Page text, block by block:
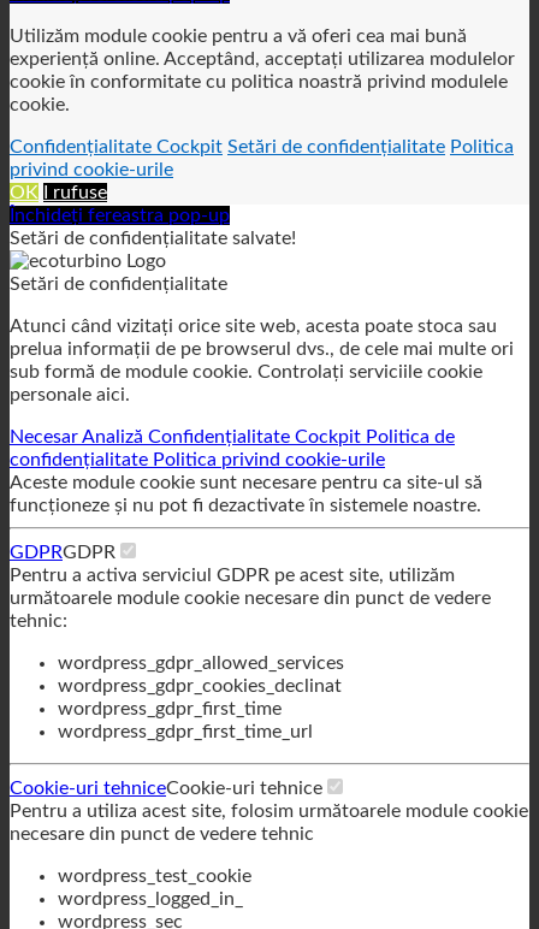
experiență online. Acceptând, acceptați utilizarea modulelor
cookie în conformitate cu politica noastră privind modulele
cookie.
Confidențialitate Cockpit Setări de confidențialitate
OK I rufuse
Închideți fereastra pop-up
Setări de confidențialitate salvate!
Setări de confidențialitate
Atunci când vizitați orice site web, acesta poate stoca sau
prelua informații de pe browserul dvs., de cele mai multe ori
sub formă de module cookie. Controlați serviciile cookie
personale aici.
NecesarAnaliză Confidențialitate Cockpit
confidențialitate
Aceste module cookie sunt necesare pentru ca site-ul să
funcționeze și nu pot fi dezactivate în sistemele noastre.
GDPRGDPR
Pentru a activa serviciul GDPR pe acest site, utilizăm
următoarele module cookie necesare din punct de vedere
tehnic:
wordpress_gdpr_allowed_services
wordpress_gdpr_first_time
wordpress_gdpr_first_time_url
Cookie-uri tehniceCookie-uri tehnice
Pentru a utiliza acest site, folosim următoarele module cookie
necesare din punct de vedere tehnic
wordpress_test_cookie
wordpress_logged_in_
wordpress_sec
tk_lr
tk_or